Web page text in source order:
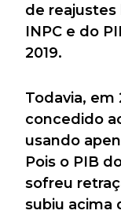
de reajustes
INPC e do
2019.
Todavia, em
concedido
usando
Pois o PIB
sofreu
subiu acima